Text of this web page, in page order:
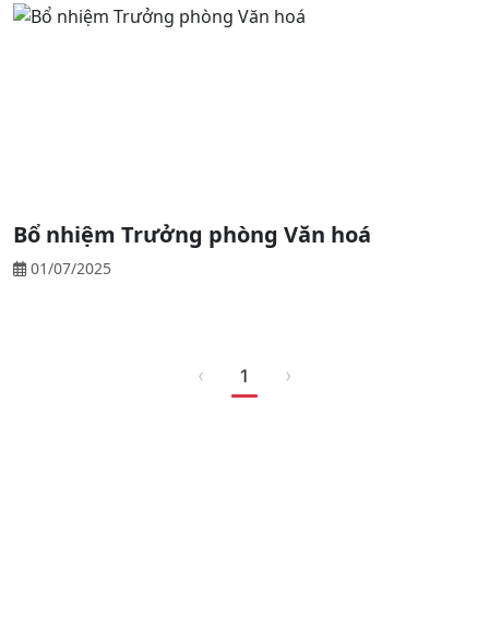
Bổ nhiệm Trưởng phòng Văn hoá
01/07/2025
‹ 1 ›